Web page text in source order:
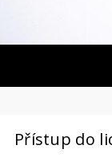
Přístup do